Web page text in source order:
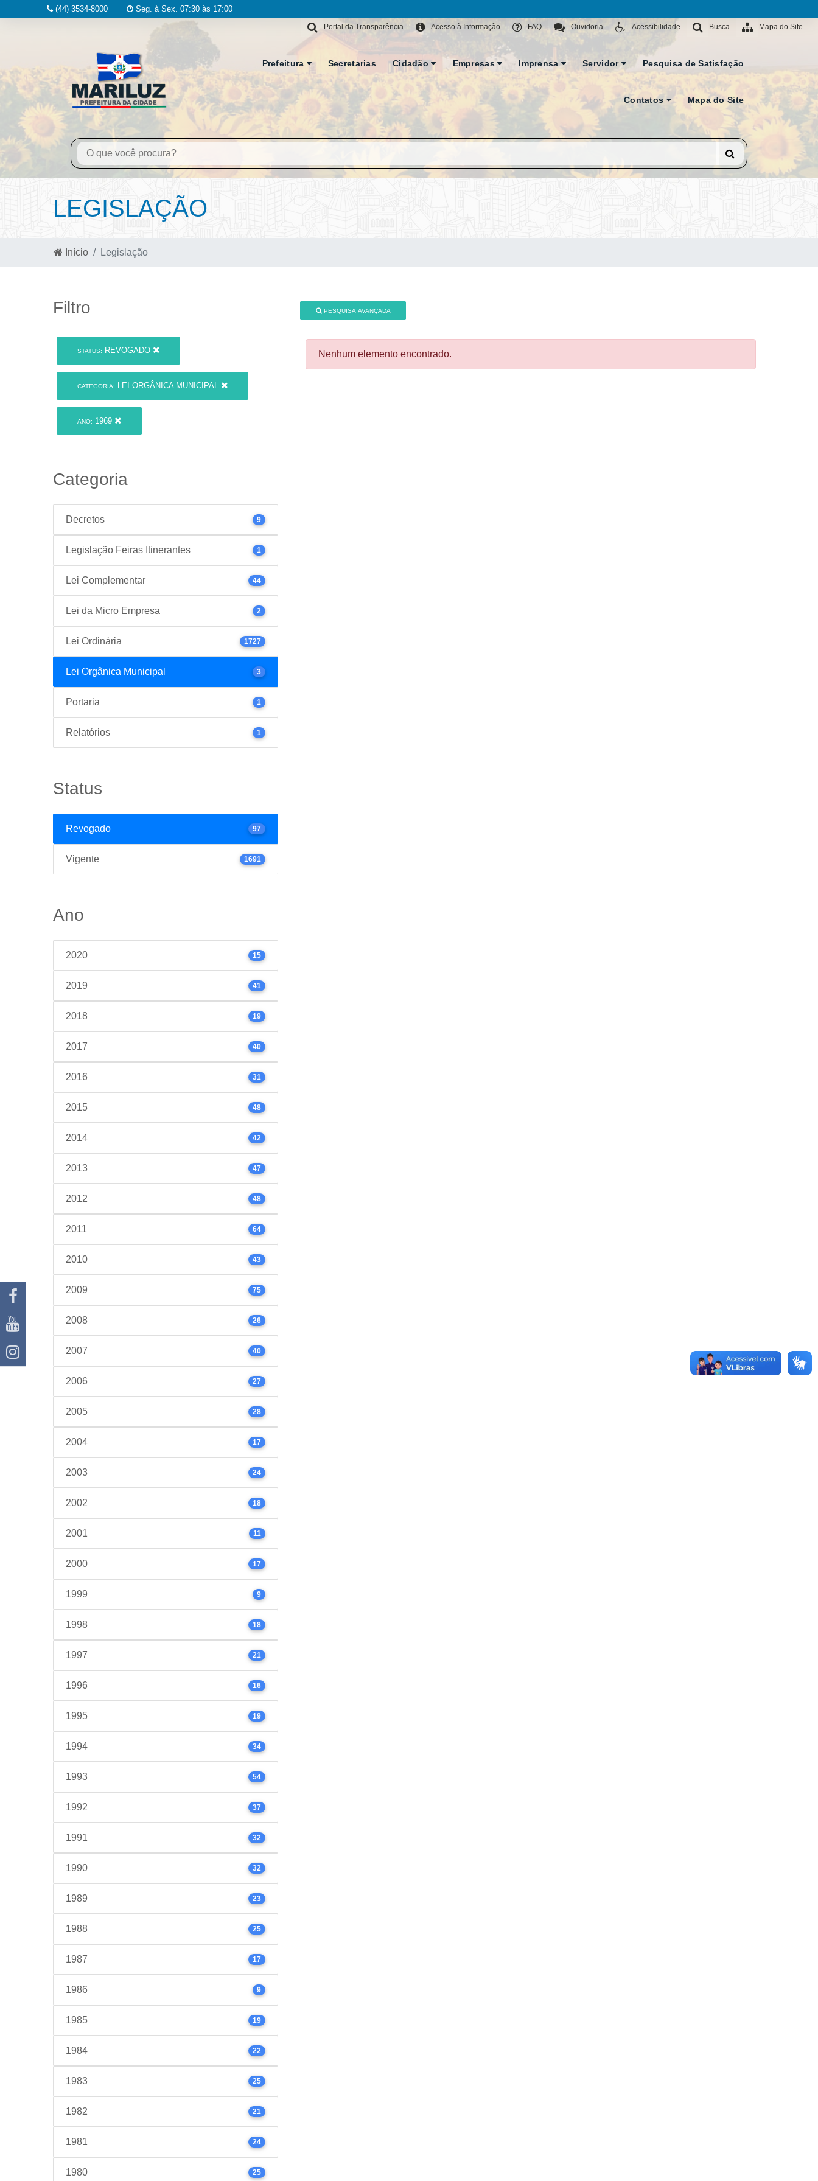
(44) 3534-8000 Seg. à Sex. 07:30 às 17:00
Mapa do Site
Busca
Acessibilidade
Ouvidoria
FAQ
Acesso à Informação
Portal da Transparência
Prefeitura Secretarias Cidadão Empresas Imprensa Servidor Pesquisa de Satisfação
Contatos Mapa do Site
LEGISLAÇÃO
Início Legislação
Filtro
STATUS: REVOGADO
CATEGORIA: LEI ORGÂNICA MUNICIPAL
ANO: 1969
Categoria
Decretos 9
Legislação Feiras Itinerantes 1
Lei Complementar 44
Lei da Micro Empresa 2
Lei Ordinária 1727
Lei Orgânica Municipal 3
Portaria 1
Relatórios 1
Status
Revogado 97
Vigente 1691
Ano
2020 15
2019 41
2018 19
2017 40
2016 31
2015 48
2014 42
2013 47
2012 48
2011 64
2010 43
2009 75
2008 26
2007 40
2006 27
2005 28
2004 17
2003 24
2002 18
2001 11
2000 17
1999 9
1998 18
1997 21
1996 16
1995 19
1994 34
1993 54
1992 37
1991 32
1990 32
1989 23
1988 25
1987 17
1986 9
1985 19
1984 22
1983 25
1982 21
1981 24
1980 25
PESQUISA AVANÇADA
Nenhum elemento encontrado.